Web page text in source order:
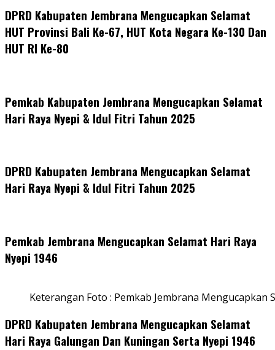
DPRD Kabupaten Jembrana Mengucapkan Selamat
HUT Provinsi Bali Ke-67, HUT Kota Negara Ke-130 Dan
HUT RI Ke-80
Pemkab Kabupaten Jembrana Mengucapkan Selamat
Hari Raya Nyepi & Idul Fitri Tahun 2025
DPRD Kabupaten Jembrana Mengucapkan Selamat
Hari Raya Nyepi & Idul Fitri Tahun 2025
Pemkab Jembrana Mengucapkan Selamat Hari Raya
Nyepi 1946
Keterangan Foto : Pemkab Jembrana Mengucapkan
DPRD Kabupaten Jembrana Mengucapkan Selamat
Hari Raya Galungan Dan Kuningan Serta Nyepi 1946